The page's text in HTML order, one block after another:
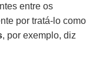
entre os
por tratá-lo como
, por exemplo, diz